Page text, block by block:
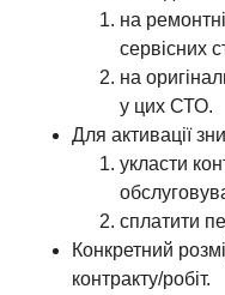
на
сервісних
на
у цих СТО.
Для активації
укласти
сплатити
Конкретний
контракту/робіт.